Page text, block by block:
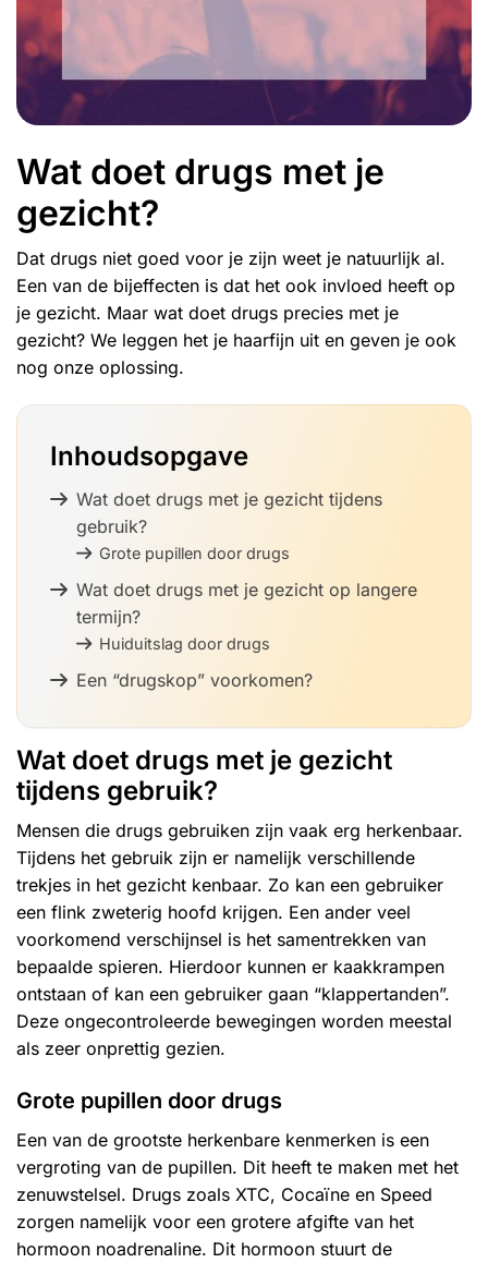
Wat doet drugs met je
gezicht?
Dat drugs niet goed voor je zijn weet je natuurlijk al.
Een van de bijeffecten is dat het ook invloed heeft op
je gezicht. Maar wat doet drugs precies met je
gezicht? We leggen het je haarfijn uit en geven je ook
nog onze oplossing.
Inhoudsopgave
Wat doet drugs met je gezicht tijdens
gebruik?
Grote pupillen door drugs
Wat doet drugs met je gezicht op langere
termijn?
Huiduitslag door drugs
Een “drugskop” voorkomen?
Wat doet drugs met je gezicht
tijdens gebruik?
Mensen die drugs gebruiken zijn vaak erg herkenbaar.
Tijdens het gebruik zijn er namelijk verschillende
trekjes in het gezicht kenbaar. Zo kan een gebruiker
een flink zweterig hoofd krijgen. Een ander veel
voorkomend verschijnsel is het samentrekken van
bepaalde spieren. Hierdoor kunnen er kaakkrampen
ontstaan of kan een gebruiker gaan “klappertanden”.
Deze ongecontroleerde bewegingen worden meestal
als zeer onprettig gezien.
Grote pupillen door drugs
Een van de grootste herkenbare kenmerken is een
vergroting van de pupillen. Dit heeft te maken met het
zenuwstelsel. Drugs zoals XTC, Cocaïne en Speed
zorgen namelijk voor een grotere afgifte van het
hormoon noadrenaline. Dit hormoon stuurt de